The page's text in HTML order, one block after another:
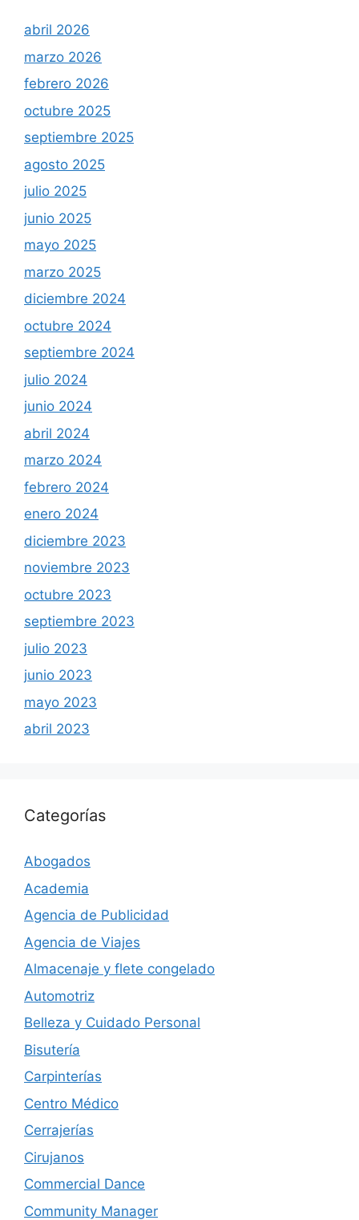
abril 2026
marzo 2026
febrero 2026
octubre 2025
septiembre 2025
agosto 2025
julio 2025
junio 2025
mayo 2025
marzo 2025
diciembre 2024
octubre 2024
septiembre 2024
julio 2024
junio 2024
abril 2024
marzo 2024
febrero 2024
enero 2024
diciembre 2023
noviembre 2023
octubre 2023
septiembre 2023
julio 2023
junio 2023
mayo 2023
abril 2023
Categorías
Abogados
Academia
Agencia de Publicidad
Agencia de Viajes
Almacenaje y flete congelado
Automotriz
Belleza y Cuidado Personal
Bisutería
Carpinterías
Centro Médico
Cerrajerías
Cirujanos
Commercial Dance
Community Manager